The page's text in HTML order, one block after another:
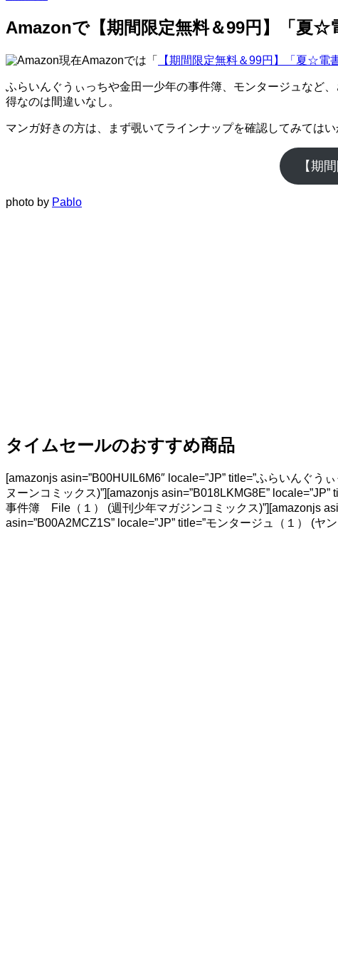
Amazonで【期間限定無料＆99円】「夏☆
現在Amazonでは「 【期間限定無料＆99円】「夏☆電
ふらいんぐうぃっちや金田一少年の事件簿、モンタージュなど
得なのは間違いなし。
マンガ好きの方は、まず覗いてラインナップを確認してみてはい
【期
photo by Pablo
タイムセールのおすすめ商品
[amazonjs asin=”B00HUIL6M6″ locale=”JP” title=”ふらいんぐう
ヌーンコミックス)”][amazonjs asin=”B018LKMG8E”
事件簿 File（１） (週刊少年マガジンコミックス)”][amazonjs
asin=”B00A2MCZ1S” locale=”JP” title=”モンタージュ（１） (ヤ